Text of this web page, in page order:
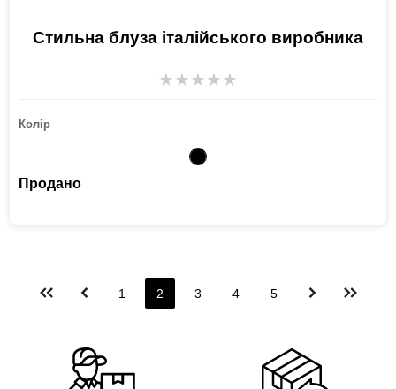
Стильна блуза італійського виробника
★★★★★
Колір
Продано
1 2 3 4 5